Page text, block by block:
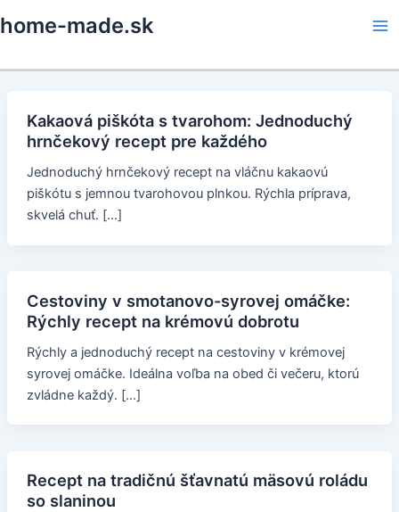
to
home-made.sk
Kakaová piškóta s tvarohom: Jednoduchý
hrnčekový recept pre každého
Jednoduchý hrnčekový recept na vláčnu kakaovú
piškótu s jemnou tvarohovou plnkou. Rýchla príprava,
skvelá chuť. […]
Cestoviny v smotanovo-syrovej omáčke:
Rýchly recept na krémovú dobrotu
Rýchly a jednoduchý recept na cestoviny v krémovej
syrovej omáčke. Ideálna voľba na obed či večeru, ktorú
zvládne každý. […]
Recept na tradičnú šťavnatú mäsovú roládu
so slaninou